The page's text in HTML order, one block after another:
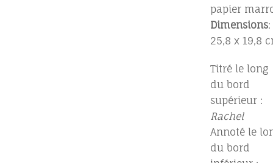
papier
Dimensions:
25,8 x 19,8
Titré le long
du bord
supérieur :
Rachel
Annoté le
du bord